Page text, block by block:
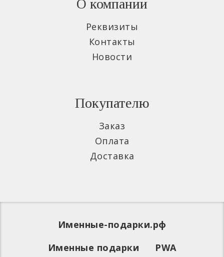
О компании
Реквизиты
Контакты
Новости
Покупателю
Заказ
Оплата
Доставка
Именные-подарки.рф
Именные подарки
PWA